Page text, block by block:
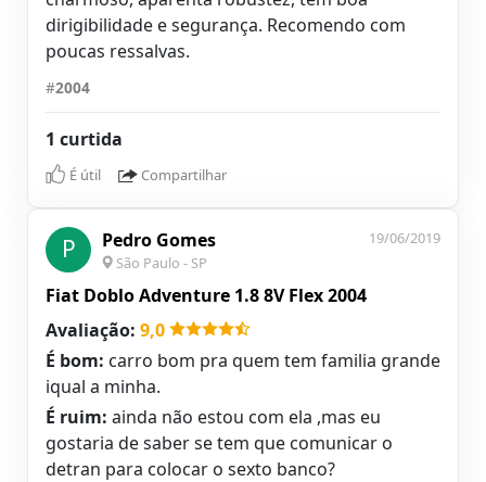
dirigibilidade e segurança. Recomendo com
poucas ressalvas.
#2004
1 curtida
É útil Compartilhar
P Pedro Gomes
São Paulo - SP
19/06/2019
Fiat Doblo Adventure 1.8 8V Flex 2004
Avaliação: 9,0
É bom: carro bom pra quem tem familia grande
iqual a minha.
É ruim: ainda não estou com ela ,mas eu
gostaria de saber se tem que comunicar o
detran para colocar o sexto banco?